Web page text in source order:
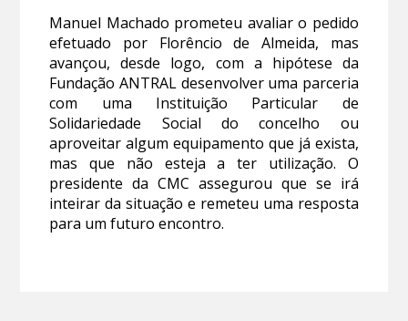
Manuel Machado prometeu avaliar o pedido
efetuado por Florêncio de Almeida, mas
avançou, desde logo, com a hipótese da
Fundação ANTRAL desenvolver uma parceria
com uma Instituição Particular de
Solidariedade Social do concelho ou
aproveitar algum equipamento que já exista,
mas que não esteja a ter utilização. O
presidente da CMC assegurou que se irá
inteirar da situação e remeteu uma resposta
para um futuro encontro.